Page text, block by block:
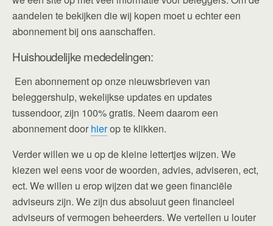
aandelen te bekijken die wij kopen moet u echter een
abonnement bij ons aanschaffen.
Huishoudelijke mededelingen:
Een abonnement op onze nieuwsbrieven van
beleggershulp, wekelijkse updates en updates
tussendoor, zijn 100% gratis. Neem daarom een
abonnement door hierop te klikken.
Verder willen we u op de kleine lettertjes wijzen. We
kiezen wel eens voor de woorden, advies, adviseren, ect,
ect. We willen u erop wijzen dat we geen financiële
adviseurs zijn. We zijn dus absoluut geen financieel
adviseurs of vermogen beheerders. We vertellen u louter